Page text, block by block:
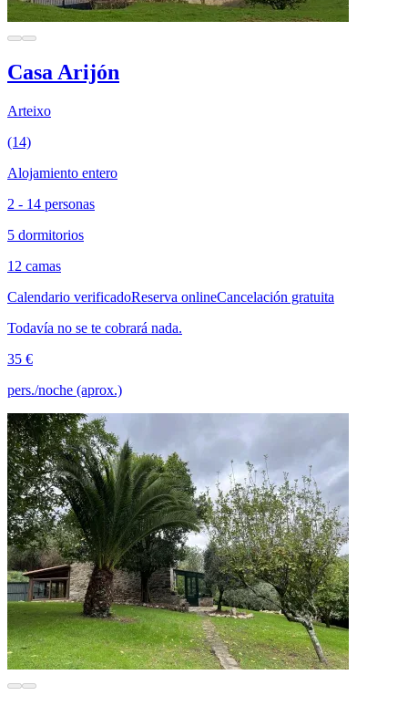
Casa Arijón
Arteixo
(14)
Alojamiento entero
2 - 14 personas
5 dormitorios
12 camas
Calendario verificadoReserva onlineCancelación gratuita
Todavía no se te cobrará nada.
35 €
pers./noche (aprox.)